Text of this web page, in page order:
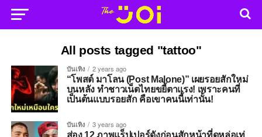
All posts tagged "tattoo"
บันเทิง 2 years ago
“โพสต์ มาโลน (Post Malone)” เผยรอยสักใหม่
บนหลัง ทำชาวเน็ตไทยขยี้ตาแรง! เพราะคนที่
เป็นต้นแบบรอยสัก คือเขาคนนี้เท่านั้น!
บันเทิง 3 years ago
ส่อง 12 ภาพแร็ปเปอร์ดังก่อนสักหน้าที่ดูหล่อเท่